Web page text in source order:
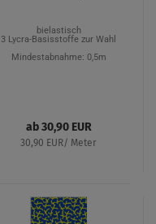
bielastisch
3 Lycra-Basisstoffe zur Wahl
Mindestabnahme: 0,5m
ab 30,90 EUR
30,90 EUR/ Meter